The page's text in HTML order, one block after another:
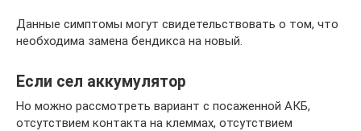
Данные симптомы могут свидетельствовать о том, что
необходима замена бендикса на новый.
Если сел аккумулятор
Но можно рассмотреть вариант с посаженной АКБ,
отсутствием контакта на клеммах, отсутствием